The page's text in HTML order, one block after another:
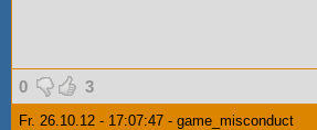
0 3
Fr. 26.10.12 - 17:07:47 - game_misconduct